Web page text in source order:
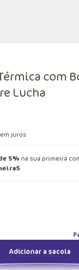
com
Lucha
juros
5%na sua primeira
Adicionar a sacola